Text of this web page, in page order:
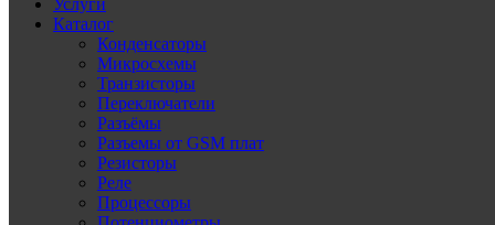
Услуги
Каталог
Конденсаторы
Микросхемы
Транзисторы
Переключатели
Разъёмы
Разъемы от GSM плат
Резисторы
Реле
Процессоры